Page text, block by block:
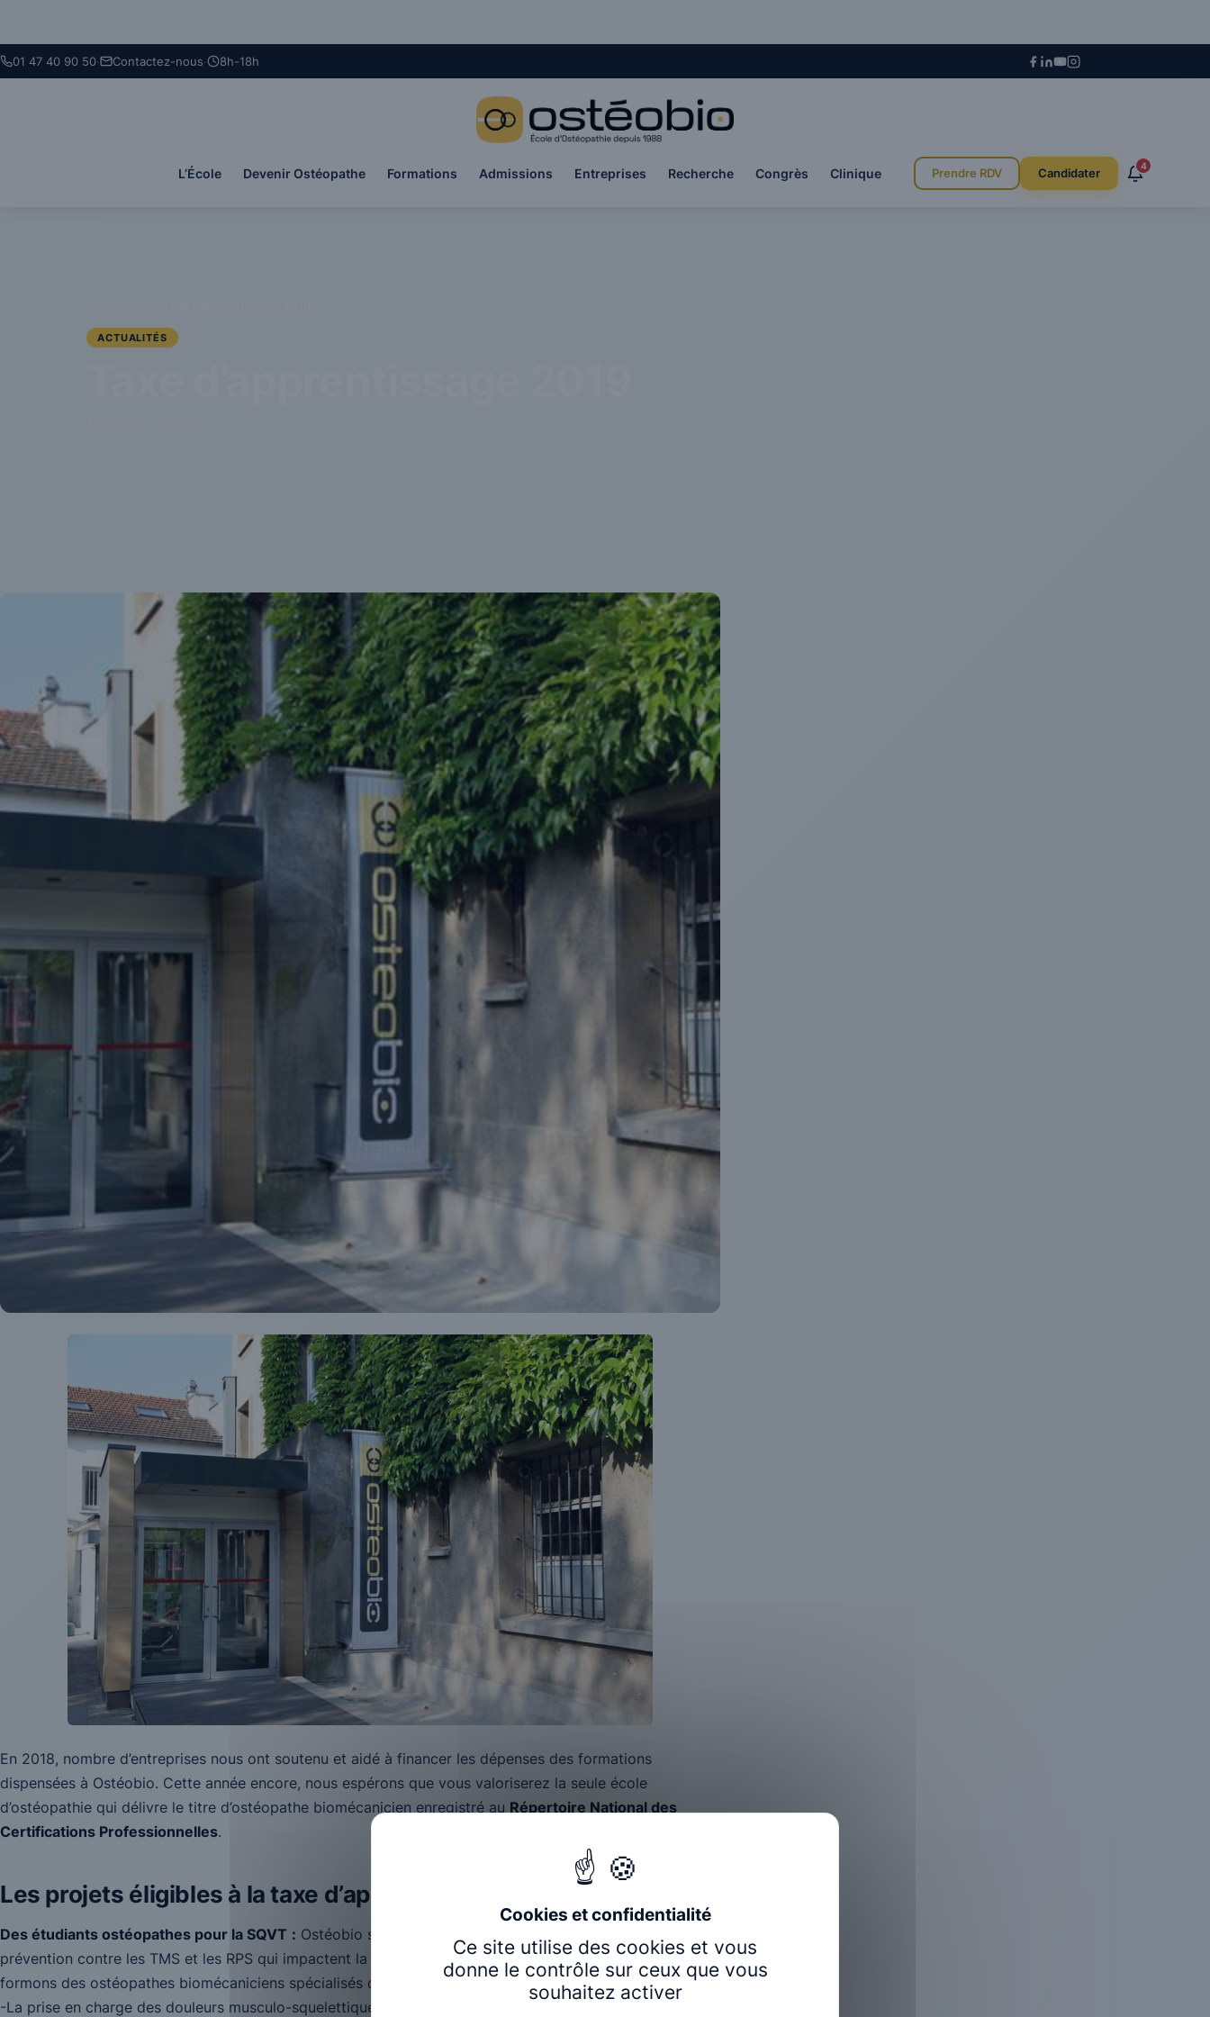
01 47 40 90 50· Contactez-nous· 8h-18h
L’École Devenir Ostéopathe Formations Admissions Entreprises Recherche Congrès Clinique Prendre RDV Candidater
4
ACTUALITÉS
En 2018, nombre d’entreprises nous ont soutenu et aidé à financer les dépenses des formations
dispensées à Ostéobio. Cette année encore, nous espérons que vous valoriserez la seule école
d’ostéopathie qui délivre le titre d’ostéopathe biomécanicien enregistré au Répertoire National des
Certifications Professionnelles.
Les projets éligibles à la taxe d’apprentissage
Des étudiants ostéopathes pour la SQVT : Ostéobio se place au premier rang de la lutte et de la
prévention contre les TMS et les RPS qui impactent la santé globale des entreprises. Pour cela, nous
formons des ostéopathes biomécaniciens spécialisés dans :
-La prise en charge des douleurs musculo-squelettiques des salariés et collaborateurs pour réduire les
Ce site utilise des cookies et vous
donne le contrôle sur ceux que vous
souhaitez activer